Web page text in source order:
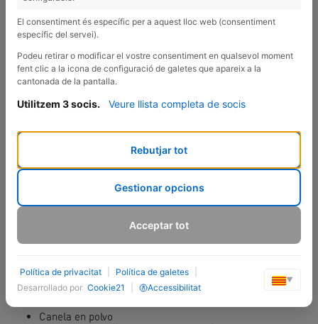
UNA RECETA DULCE Y SALUDABLE
una receta dulce, deliciosa y saludable como
pocas!
1 boniato asado
Canela en polvo
El consentiment és específic per a aquest lloc web (consentiment
específic del servei).
Podeu retirar o modificar el vostre consentiment en qualsevol moment
fent clic a la icona de configuració de galetes que apareix a la
cantonada de la pantalla.
Utilitzem 3 socis. Veure llista completa de socis
Rebutjar tot
Gestionar opcions
Acceptar tot
Política de privacitat Política de galetes
Desarrollado por Cookie21 Accessibilitat
▼